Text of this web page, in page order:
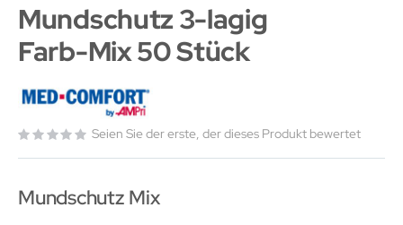
Mundschutz 3-lagig
Farb-Mix 50 Stück
Seien Sie der erste, der dieses Produkt bewertet
Mundschutz Mix